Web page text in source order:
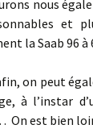
nous
et
la Saab 96 à
peut
à l’instar
On est bien